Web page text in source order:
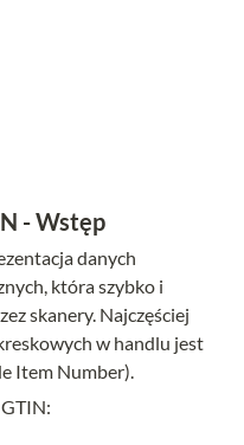
- Wstęp
danych
która szybko i
skanery. Najczęściej
w handlu jest
Item Number).